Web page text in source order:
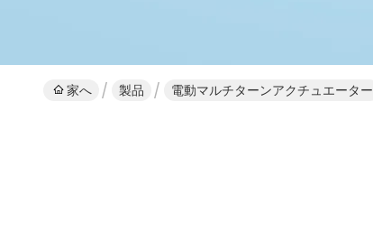
家へ 製品 電動マルチターンアクチュエーター